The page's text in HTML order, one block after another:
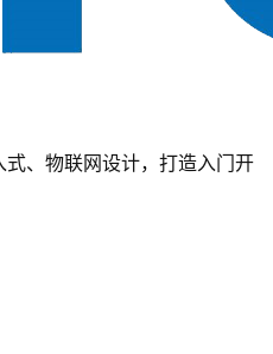
、物联网设计，打造入门开